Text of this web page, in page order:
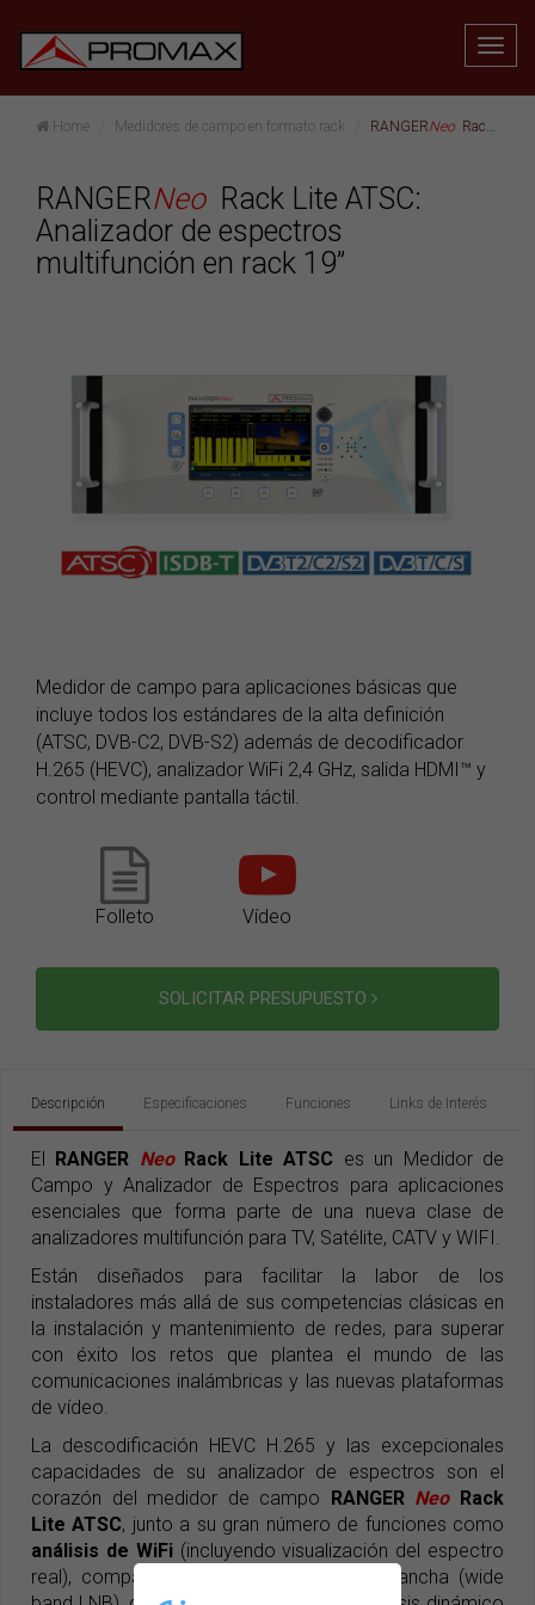
Home Medidores de campo en formato rack RANGERNeo Rack Lite ATSC: Analizador de espectros multifunción en rack 19”
RANGERNeo Rack Lite ATSC:
Analizador de espectros
multifunción en rack 19”
Medidor de campo para aplicaciones básicas que
incluye todos los estándares de la alta definición
(ATSC, DVB-C2, DVB-S2) además de decodificador
H.265 (HEVC), analizador WiFi 2,4 GHz, salida HDMI™ y
control mediante pantalla táctil.
Folleto Vídeo
SOLICITAR PRESUPUESTO
Descripción Especificaciones Funciones Links de Interés
El RANGER NeoRack Lite ATSC es un Medidor de
Campo y Analizador de Espectros para aplicaciones
esenciales que forma parte de una nueva clase de
analizadores multifunción para TV, Satélite, CATV y WIFI.
Están diseñados para facilitar la labor de los
instaladores más allá de sus competencias clásicas en
la instalación y mantenimiento de redes, para superar
con éxito los retos que plantea el mundo de las
comunicaciones inalámbricas y las nuevas plataformas
de vídeo.
La descodificación HEVC H.265 y las excepcionales
capacidades de su analizador de espectros son el
corazón del medidor de campo RANGER NeoRack
Lite ATSC, junto a su gran número de funciones como
análisis de WiFi(incluyendo visualización del espectro
real), compatibilidad con LNB de banda ancha (wide